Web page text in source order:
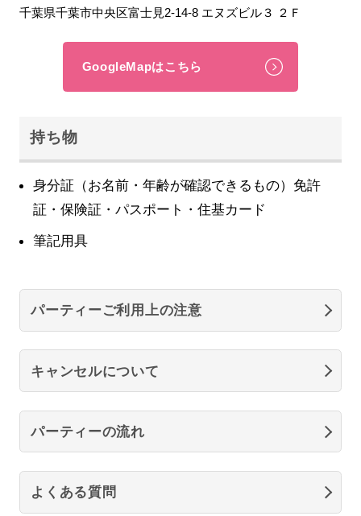
千葉県千葉市中央区富士見2-14-8 エヌズビル３ ２Ｆ
GoogleMapはこちら
持ち物
身分証（お名前・年齢が確認できるもの）免許
証・保険証・パスポート・住基カード
筆記用具
パーティーご利用上の注意
キャンセルについて
パーティーの流れ
よくある質問